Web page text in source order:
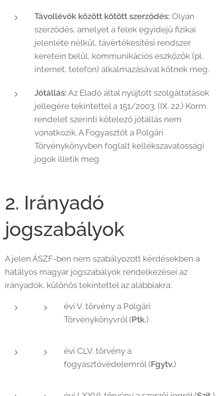
Távollévők között kötött szerződés: Olyan
szerződés, amelyet a felek egyidejű fizikai
jelenléte nélkül, távértékesítési rendszer
keretein belül, kommunikációs eszközök (pl.
internet, telefon) alkalmazásával kötnek meg.
Jótállás: Az Eladó által nyújtott szolgáltatások
jellegére tekintettel a 151/2003. (IX. 22.) Korm.
rendelet szerinti kötelező jótállás nem
vonatkozik. A Fogyasztót a Polgári
Törvénykönyvben foglalt kellékszavatossági
jogok illetik meg.
2. Irányadó
jogszabályok
A jelen ÁSZF-ben nem szabályozott kérdésekben a
hatályos magyar jogszabályok rendelkezései az
irányadók, különös tekintettel az alábbiakra:
évi V. törvény a Polgári
Törvénykönyvről (Ptk.)
évi CLV. törvény a
fogyasztóvédelemről (Fgytv.)